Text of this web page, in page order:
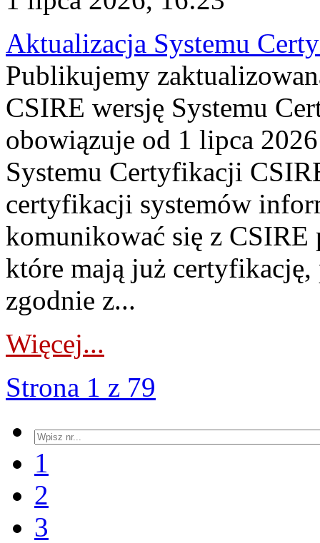
Aktualizacja Systemu
Publikujemy
CSIRE wersję Systemu
obowiązuje od 1 lipca
Systemu Certyfikacji
certyfikacji systemów
komunikować się z
które mają już
zgodnie z...
Więcej...
Strona 1 z 79
1
2
3